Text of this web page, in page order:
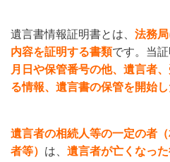
遺言書情報証明書とは、 法務
内容を証明する書類です。当証
月日や保管番号の他、遺言者
る情報、遺言書の保管を開始
遺言者の相続人等の一定の者
者等） は、 遺言者が亡くなっ